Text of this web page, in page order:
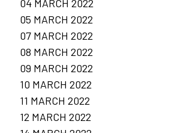
04 MARCH 2022
05 MARCH 2022
07 MARCH 2022
08 MARCH 2022
09 MARCH 2022
10 MARCH 2022
11 MARCH 2022
12 MARCH 2022